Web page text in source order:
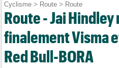
Cyclisme > Route > Route
Route - Jai
finalement Visma
Red Bull-BORA